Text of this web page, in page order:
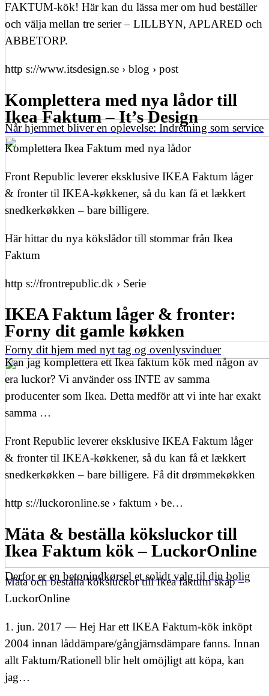
Når hjemmet bliver en oplevelse: Indretning som service
Forny dit hjem med nyt tag og ovenlysvinduer
Derfor er en betonindkørsel et solidt valg til din bolig
FAKTUM-kök! Här kan du lässa mer om hud beställer
och välja mellan tre serier – LILLBYN, APLARED och
ABBETORP.
http s://www.itsdesign.se › blog › post
Komplettera med nya lådor till
Ikea Faktum – It’s Design
Komplettera Ikea Faktum med nya lådor
Front Republic leverer eksklusive IKEA Faktum låger
& fronter til IKEA-køkkener, så du kan få et lækkert
snedkerkøkken – bare billigere.
Här hittar du nya kökslådor till stommar från Ikea
Faktum
http s://frontrepublic.dk › Serie
IKEA Faktum låger & fronter:
Forny dit gamle køkken
Kan jag komplettera ett Ikea faktum kök med någon av
era luckor? Vi använder oss INTE av samma
producenter som Ikea. Detta medför att vi inte har exakt
samma …
Front Republic leverer eksklusive IKEA Faktum låger
& fronter til IKEA-køkkener, så du kan få et lækkert
snedkerkøkken – bare billigere. Få dit drømmekøkken
http s://luckoronline.se › faktum › be…
Mäta & beställa köksluckor till
Ikea Faktum kök – LuckorOnline
Mäta och beställa köksluckor till Ikea faktum skåp –
LuckorOnline
1. jun. 2017 — Hej Har ett IKEA Faktum-kök inköpt
2004 innan låddämpare/gångjärnsdämpare fanns. Innan
allt Faktum/Rationell blir helt omöjligt att köpa, kan
jag…